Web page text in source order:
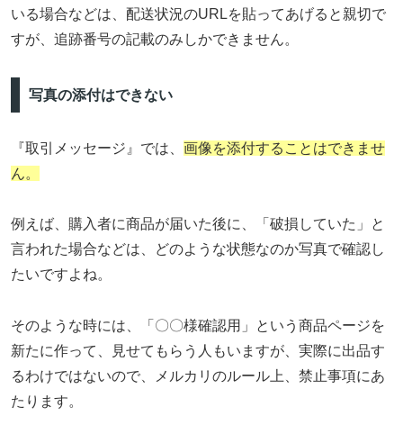
いる場合などは、配送状況のURLを貼ってあげると親切で
すが、追跡番号の記載のみしかできません。
写真の添付はできない
『取引メッセージ』では、 画像を添付することはできませ
ん。
例えば、購入者に商品が届いた後に、「破損していた」と
言われた場合などは、どのような状態なのか写真で確認し
たいですよね。
そのような時には、「〇〇様確認用」という商品ページを
新たに作って、見せてもらう人もいますが、実際に出品す
るわけではないので、メルカリのルール上、禁止事項にあ
たります。